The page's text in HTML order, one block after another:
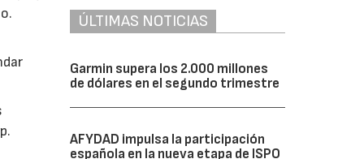
ÚLTIMAS NOTICIAS
Garmin supera los 2.000 millones
de dólares en el segundo trimestre
AFYDAD impulsa la participación
española en la nueva etapa de ISPO